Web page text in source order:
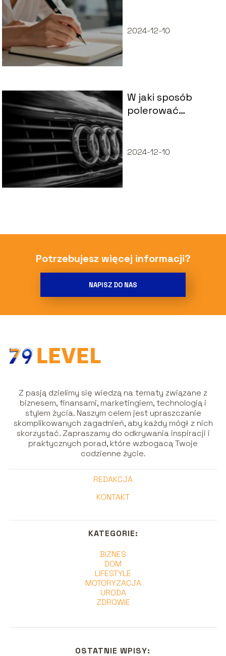
2024-12-10
W jaki sposób
polerować
2024-12-10
Potrzebujesz więcej informacji?
NAPISZ DO NAS
Z pasją dzielimy się wiedzą na tematy związane z
biznesem, finansami, marketingiem, technologią i
stylem życia. Naszym celem jest upraszczanie
skomplikowanych zagadnień, aby każdy mógł z nich
skorzystać. Zapraszamy do odkrywania inspiracji i
praktycznych porad, które wzbogacą Twoje
codzienne życie.
REDAKCJA
KONTAKT
KATEGORIE:
BIZNES
DOM
LIFESTYLE
MOTORYZACJA
URODA
ZDROWIE
OSTATNIE WPISY: